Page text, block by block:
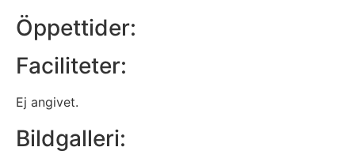
Öppettider:
Faciliteter:
Ej angivet.
Bildgalleri: